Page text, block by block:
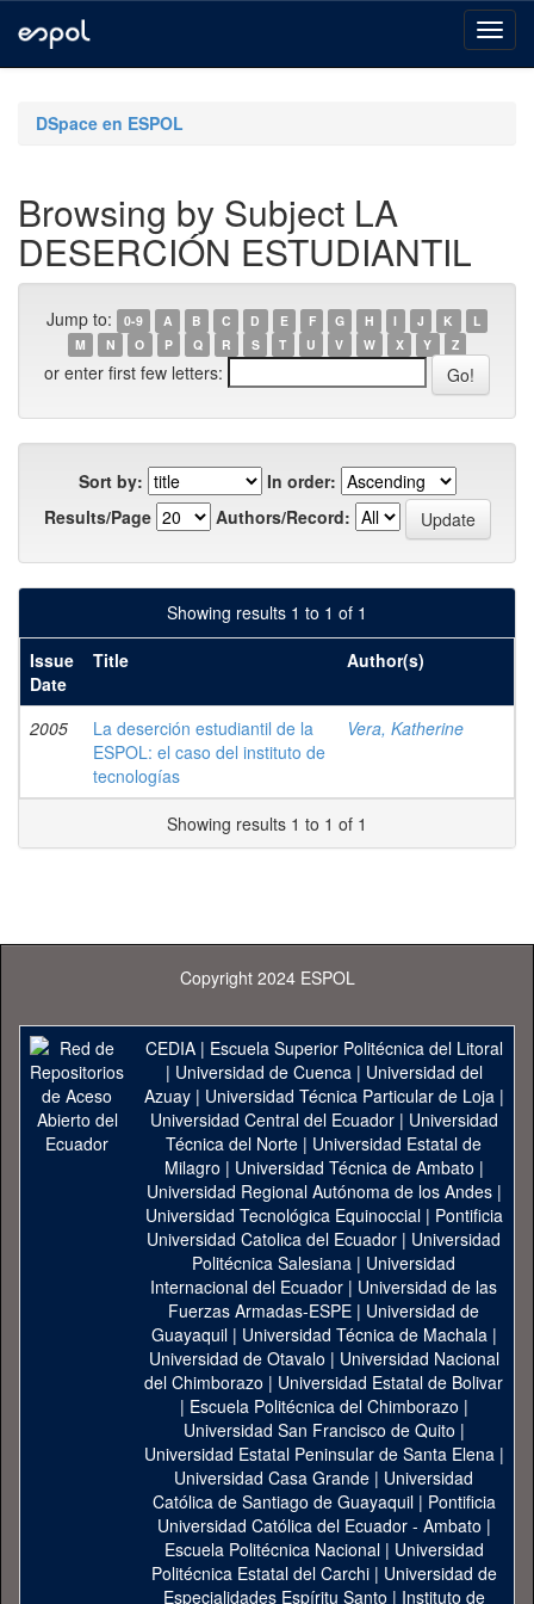
navigationDSpace en ESPOL
Browsing by Subject LA
DESERCIÓN ESTUDIANTIL
Jump to: 0-9 A B C D E F G H I J K
L
M
N O P Q R S T U V W X Y Z
or enter first few letters:
Sort by:
In order:
Results/Page
Authors/Record:
Showing results 1 to 1 of 1
Issue
Date
Title Author(s)
2005
La deserción estudiantil de la
ESPOL: el caso del instituto de
tecnologías
Vera, Katherine
Showing results 1 to 1 of 1
Copyright 2024 ESPOL
CEDIA| Escuela Superior Politécnica del Litoral
| Universidad de Cuenca| Universidad del
Azuay| Universidad Técnica Particular de Loja|
Universidad Central del Ecuador| Universidad
Técnica del Norte | Universidad Estatal de
Milagro | Universidad Técnica de Ambato |
Universidad Regional Autónoma de los Andes|
Universidad Tecnológica Equinoccial| Pontificia
Universidad Catolica del Ecuador | Universidad
Politécnica Salesiana | Universidad
Internacional del Ecuador | Universidad de las
Fuerzas Armadas-ESPE | Universidad de
Guayaquil| Universidad Técnica de Machala|
Universidad de Otavalo | Universidad Nacional
del Chimborazo | Universidad Estatal de Bolivar
| Escuela Politécnica del Chimborazo |
Universidad San Francisco de Quito |
Universidad Estatal Peninsular de Santa Elena|
Universidad Casa Grande | Universidad
Católica de Santiago de Guayaquil| Pontificia
Universidad Católica del Ecuador - Ambato |
Escuela Politécnica Nacional| Universidad
Politécnica Estatal del Carchi| Universidad de
Especialidades Espíritu Santo | Instituto de